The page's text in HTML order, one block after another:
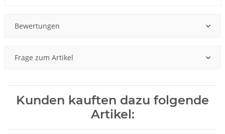
Bewertungen
Frage zum Artikel
Kunden kauften dazu folgende
Artikel: